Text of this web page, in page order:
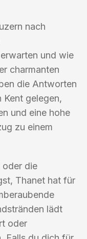
nach
und wie
charmanten
die Antworten
gelegen,
und eine hohe
zu einem
oder die
Thanet hat für
lädt
oder